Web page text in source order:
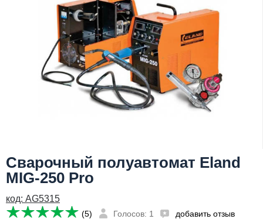
Сварочный полуавтомат Eland
MIG-250 Pro
код: AG5315
(5) Голосов: 1 добавить отзыв
44,690 руб
Имя:
Сообщить о поступлении
44,690 руб
Email:
Я даю согласие наобработку персональных данных
Отправить